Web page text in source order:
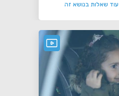
עוד שאלות בנושא זה